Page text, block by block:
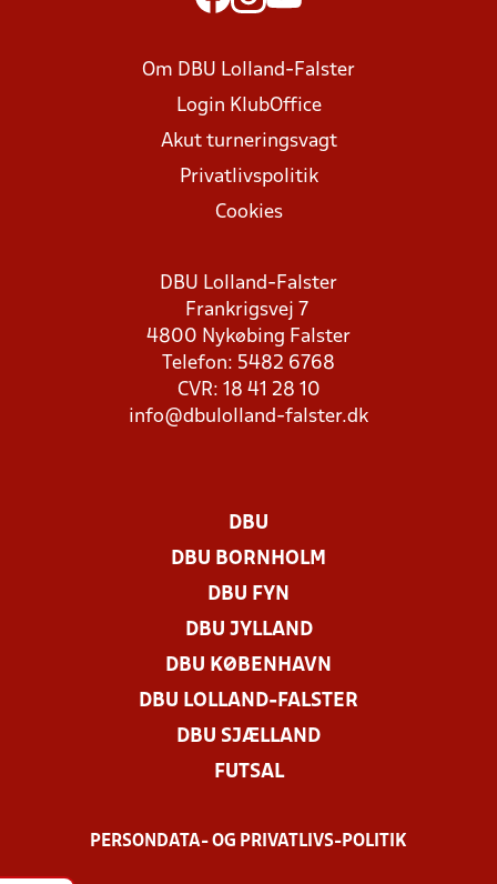
Om DBU Lolland-Falster
Login KlubOffice
Akut turneringsvagt
Privatlivspolitik
Cookies
DBU Lolland-Falster
Frankrigsvej 7
4800 Nykøbing Falster
Telefon: 5482 6768
CVR: 18 41 28 10
info@dbulolland-falster.dk
DBU
DBU BORNHOLM
DBU FYN
DBU JYLLAND
DBU KØBENHAVN
DBU LOLLAND-FALSTER
DBU SJÆLLAND
FUTSAL
PERSONDATA- OG PRIVATLIVS-POLITIK